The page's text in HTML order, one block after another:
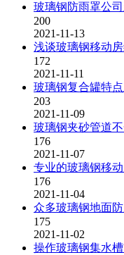
玻璃钢防雨罩公
200
2021-11-13
浅谈玻璃钢移动
172
2021-11-11
玻璃钢复合罐特
203
2021-11-09
玻璃钢夹砂管道
176
2021-11-07
专业的玻璃钢移
176
2021-11-04
众多玻璃钢地面
175
2021-11-02
操作玻璃钢集水